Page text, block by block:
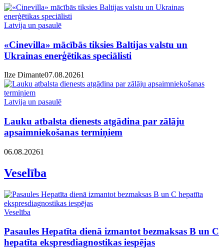
Latvija un pasaulē
«Cinevilla» mācībās tiksies Baltijas valstu un
Ukrainas enerģētikas speciālisti
Ilze Dimante07.08.20261
Latvija un pasaulē
Lauku atbalsta dienests atgādina par zālāju
apsaimniekošanas termiņiem
06.08.20261
Veselība
Veselība
Pasaules Hepatīta dienā izmantot bezmaksas B un C
hepatīta ekspresdiagnostikas iespējas